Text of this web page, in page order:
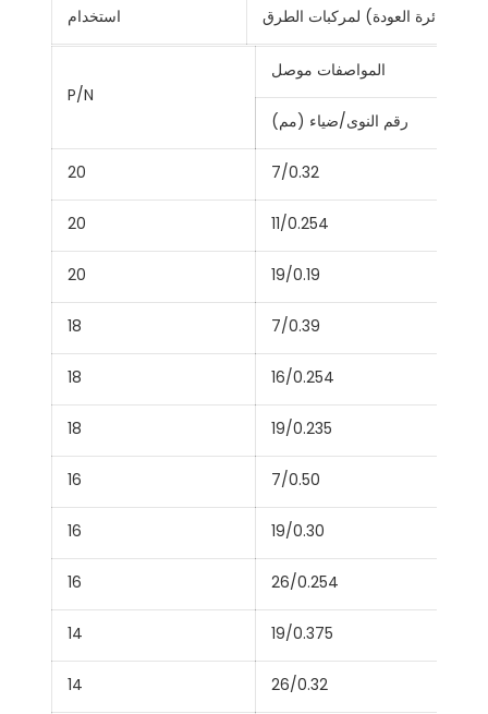
استخدام (دائرة العودة) لمركبات الطرق
P/N
المواصفات موصل
رقم النوى/ضياء (مم)
20 7/0.32
20 11/0.254
20 19/0.19
18 7/0.39
18 16/0.254
18 19/0.235
16 7/0.50
16 19/0.30
16 26/0.254
14 19/0.375
14 26/0.32